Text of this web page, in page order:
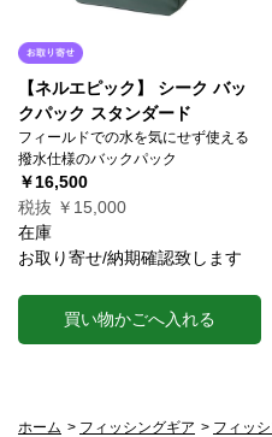
【ネルエピック】 シーク バッ
クパック スタンダード
フィールドでの水を気にせず使える
撥水仕様のバックパック
￥16,500
税抜 ￥15,000
在庫
お取り寄せ/納期確認致します
買い物かごへ入れる
ホーム > フィッシングギア > フィッ